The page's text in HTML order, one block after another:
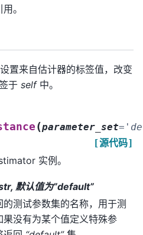
。
置来自估计器的标签值，改变
于 self中。
(parameter_set=
[源代码]
实例。
默认值为”default”
的测试参数集的名称，用于测
果没有为某个值定义特殊参